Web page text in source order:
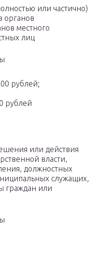
или частично)
органов
местного
лиц
рублей;
рублей
или действия
власти,
должностных
служащих,
граждан или